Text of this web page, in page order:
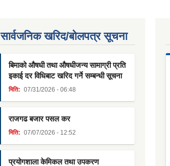
सार्वजनिक खरिद/बोलपत्र सूचना
बिमाको औषधी तथा औषधीजन्य सामाग्री प्रति
इकाई दर विधिबाट खरिद गर्ने सम्बन्धी सूचना
मिति: 07/31/2026 - 06:48
राजगढ बजार पसल कर
मिति: 07/07/2026 - 12:52
प्रयोगशाला केमिकल तथा उपकरण